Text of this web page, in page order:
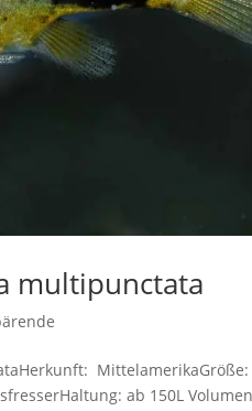
multipunctata
MittelamerikaGröße:
ab 150L